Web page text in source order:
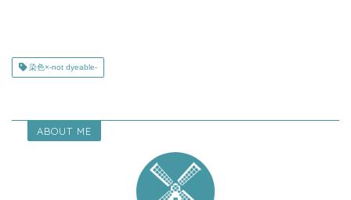
染色×-not dyeable-
ABOUT ME